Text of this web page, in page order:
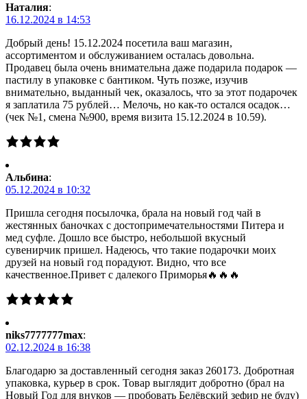
Наталия:
16.12.2024 в 14:53
Добрый день! 15.12.2024 посетила ваш магазин,
ассортиментом и обслуживанием осталась довольна.
Продавец была очень внимательна даже подарила подарок —
пастилу в упаковке с бантиком. Чуть позже, изучив
внимательно, выданный чек, оказалось, что за этот подарочек
я заплатила 75 рублей… Мелочь, но как-то остался осадок…
(чек №1, смена №900, время визита 15.12.2024 в 10.59).
Альбина:
05.12.2024 в 10:32
Пришла сегодня посылочка, брала на новый год чай в
жестянных баночках с достопримечательностями Питера и
мед суфле. Дошло все быстро, небольшой вкусный
сувенирчик пришел. Надеюсь, что такие подарочки моих
друзей на новый год порадуют. Видно, что все
качественное.Привет с далекого Приморья🔥🔥🔥
niks7777777max:
02.12.2024 в 16:38
Благодарю за доставленный сегодня заказ 260173. Добротная
упаковка, курьер в срок. Товар выглядит добротно (брал на
Новый Год для внуков — пробовать Белёвский зефир не буду)